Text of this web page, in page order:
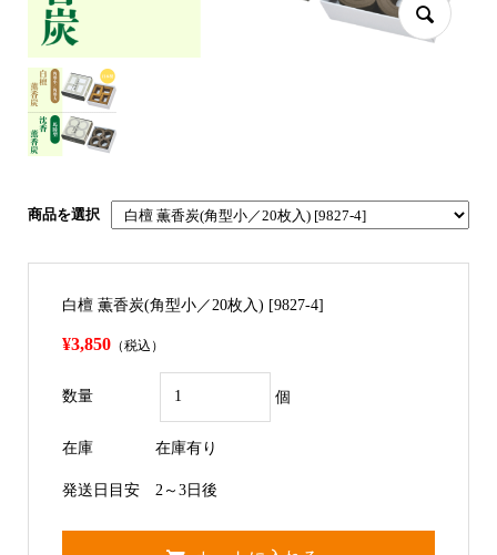
商品を選択
白檀 薫香炭(角型小／20枚入) [9827-4]
¥3,850（税込）
数量 個
在庫 在庫有り
発送日目安 2～3日後